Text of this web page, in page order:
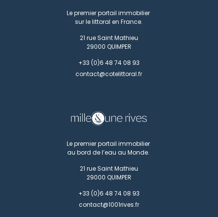
Le premier portail immobilier
sur le littoral en France.
21 rue Saint Mathieu
29000 QUIMPER
+33 (0)6 48 74 08 93
contact@cotelittoral.fr
Le premier portail immobilier
au bord de l’eau au Monde.
21 rue Saint Mathieu
29000 QUIMPER
+33 (0)6 48 74 08 93
contact@1001rives.fr